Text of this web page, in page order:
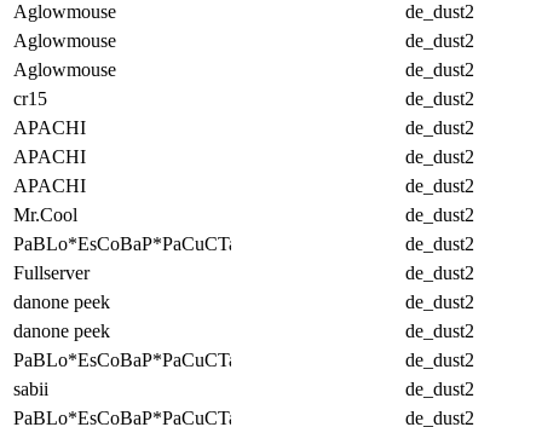
Aglowmouse
de_dust2
Aglowmouse
de_dust2
Aglowmouse
de_dust2
cr15
de_dust2
APACHI
de_dust2
APACHI
de_dust2
APACHI
de_dust2
Mr.Cool
de_dust2
PaBLo*EsCoBaP*PaCuCTa
de_dust2
Fullserver
de_dust2
danone peek
de_dust2
danone peek
de_dust2
PaBLo*EsCoBaP*PaCuCTa
de_dust2
sabii
de_dust2
PaBLo*EsCoBaP*PaCuCTa
de_dust2